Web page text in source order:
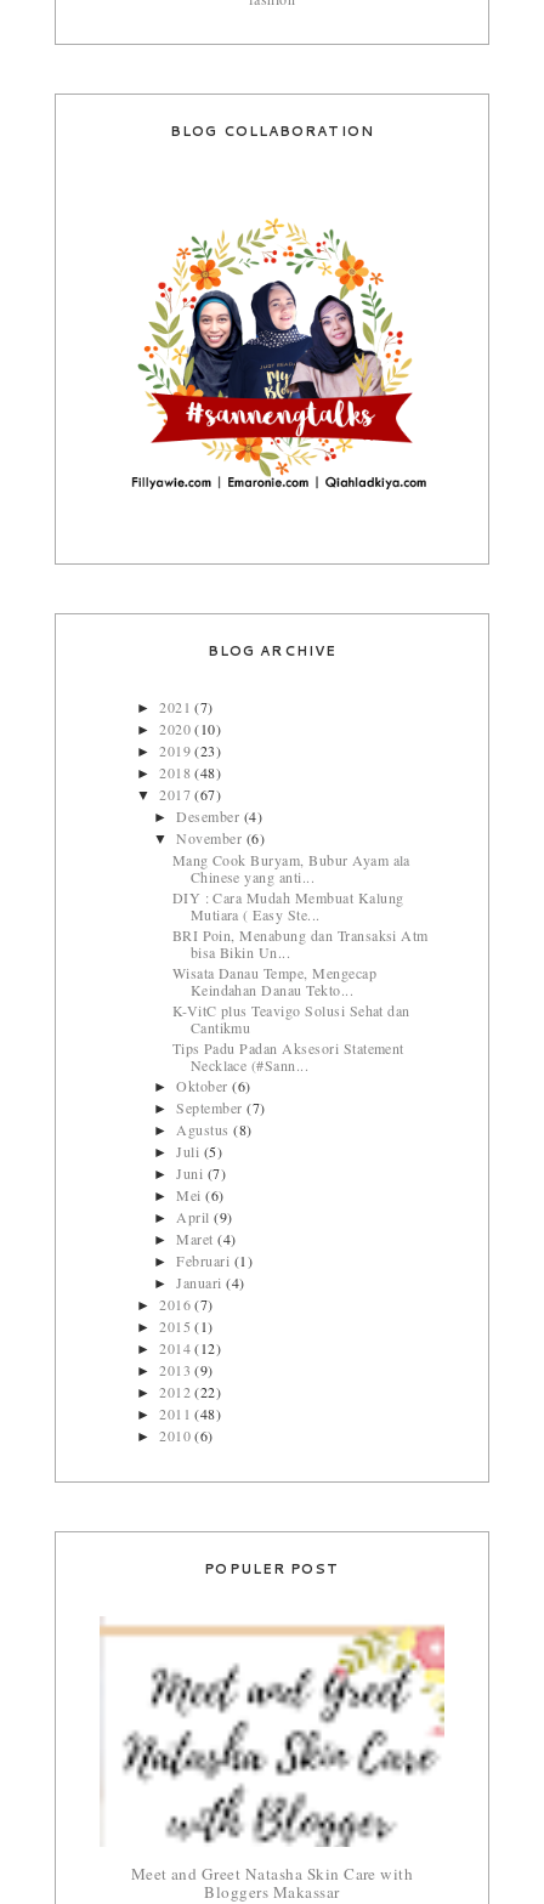
BLOG COLLABORATION
BLOG ARCHIVE
►2021(7)
►2020(10)
►2019(23)
►2018(48)
▼2017(67)
►Desember (4)
▼November (6)
Mang Cook Buryam, Bubur Ayam ala
Chinese yang anti...
DIY : Cara Mudah Membuat Kalung
Mutiara ( Easy Ste...
BRI Poin, Menabung dan Transaksi Atm
bisa Bikin Un...
Wisata Danau Tempe, Mengecap
Keindahan Danau Tekto...
K-VitC plus Teavigo Solusi Sehat dan
Cantikmu
Tips Padu Padan Aksesori Statement
Necklace (#Sann...
►Oktober(6)
►September(7)
► Agustus(8)
►Juli (5)
►Juni (7)
►Mei(6)
► April(9)
►Maret(4)
►Februari (1)
►Januari(4)
►2016(7)
►2015(1)
►2014(12)
►2013(9)
►2012(22)
►2011(48)
►2010(6)
POPULER POST
Meet and Greet Natasha Skin Care with
Bloggers Makassar